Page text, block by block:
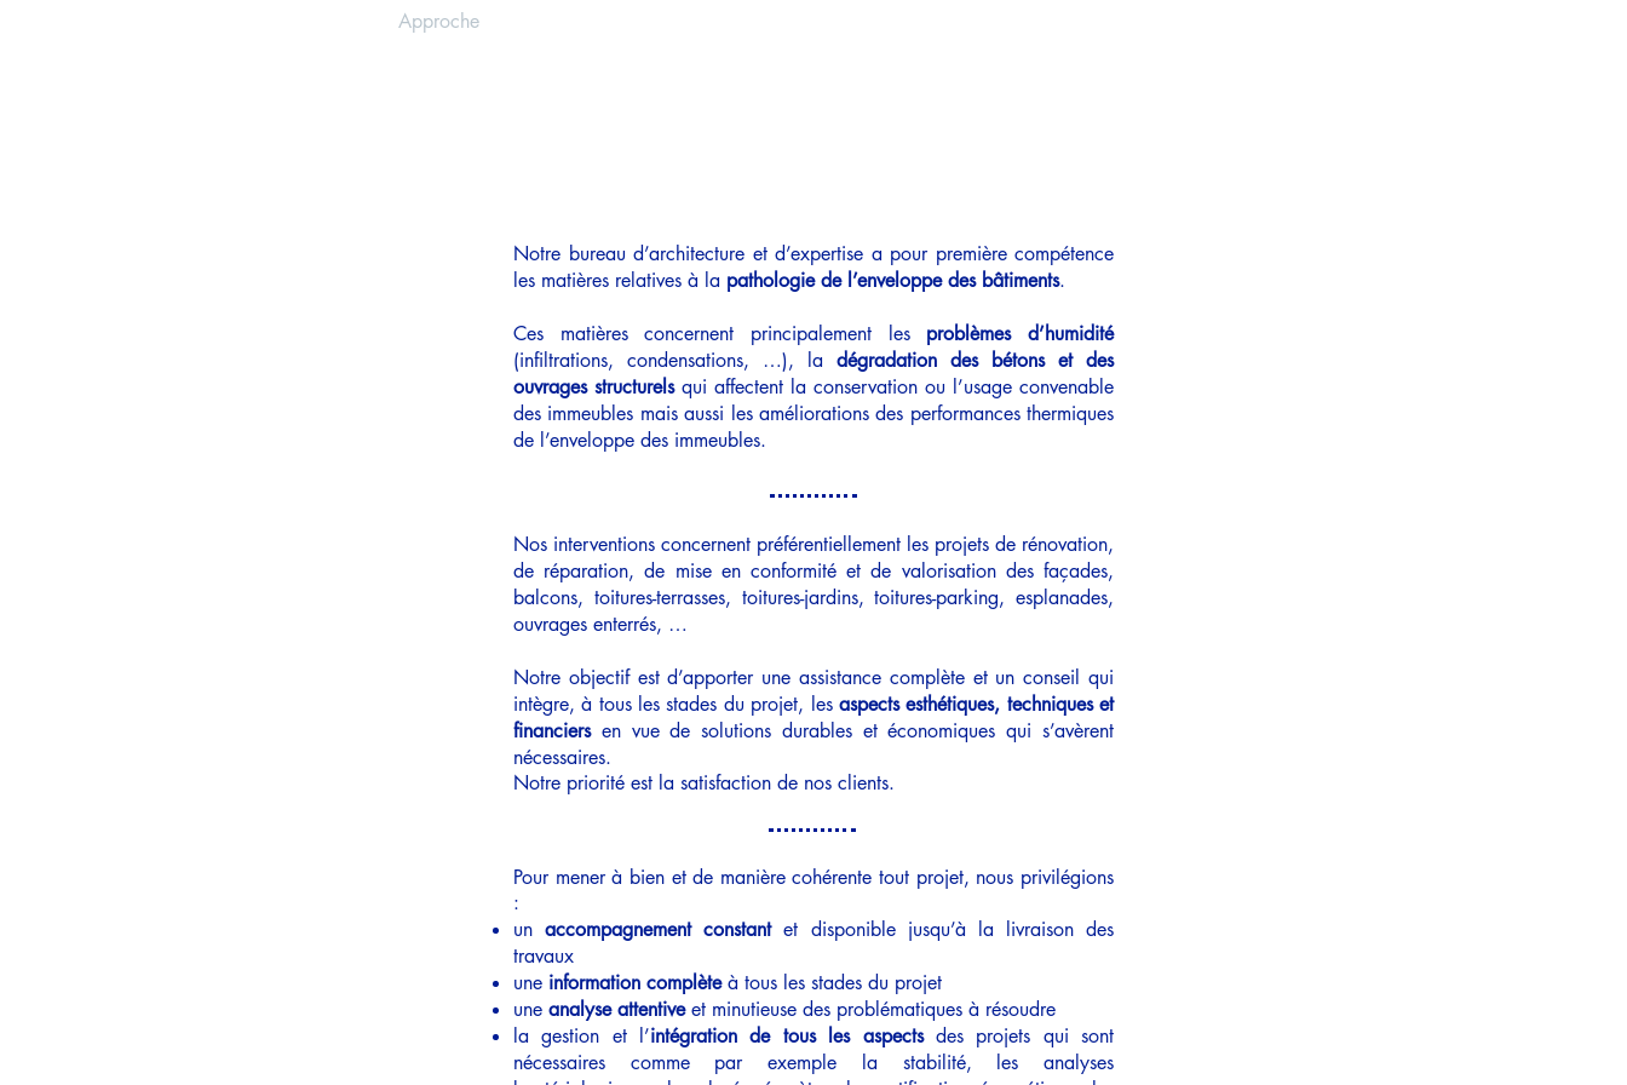
Approche
Notre bureau d’architecture et d’expertise a pour première compétence
les matières relatives à la pathologie de l’enveloppe des bâtiments.
Ces matières concernent principalement les problèmes d’humidité
(infiltrations, condensations, …), la dégradation des bétons et des
ouvrages structurelsqui affectent la conservation ou l’usage convenable
des immeubles mais aussi les améliorations des performances thermiques
de l’enveloppe des immeubles.
Nos interventions concernent préférentiellement les projets de rénovation,
de réparation, de mise en conformité et de valorisation des façades,
balcons, toitures-terrasses, toitures-jardins, toitures-parking, esplanades,
ouvrages enterrés, …
Notre objectif est d’apporter une assistance complète et un conseil qui
intègre, à tous les stades du projet, les aspects esthétiques, techniques et
financiersen vue de solutions durables et économiques qui s’avèrent
nécessaires.
Notre priorité est la satisfaction de nos clients.
Pour mener à bien et de manière cohérente tout projet, nous privilégions
:
unaccompagnement constantet disponible jusqu’à la livraison des
travaux
une information complèteà tous les stades du projet
une analyse attentiveet minutieuse des problématiques à résoudre
la gestion et l’intégration de tous les aspectsdes projets qui sont
nécessaires comme par exemple la stabilité, les analyses